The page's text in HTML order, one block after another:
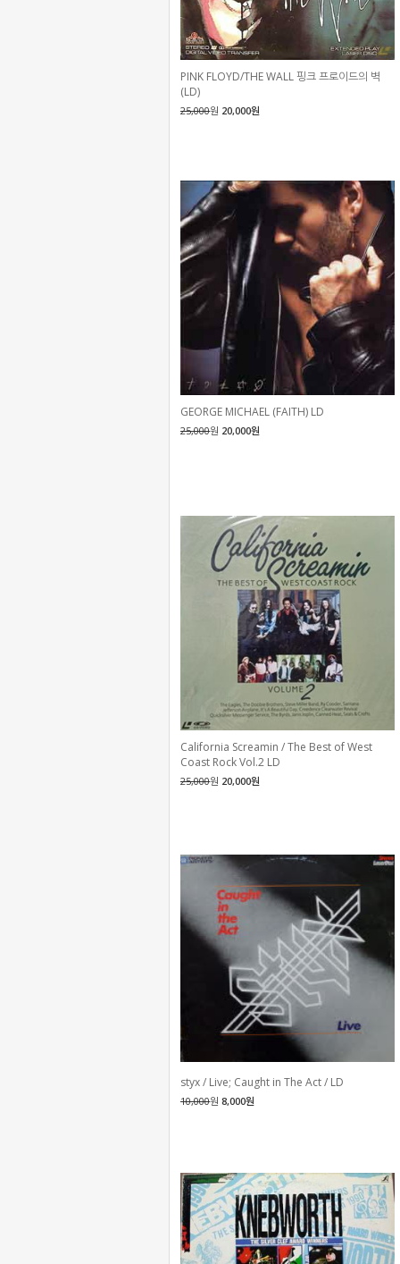
PINK FLOYD/THE WALL 핑크 프로이드의 벽
(LD)
25,000원 20,000원
GEORGE MICHAEL (FAITH) LD
25,000원 20,000원
California Screamin / The Best of West
Coast Rock Vol.2 LD
25,000원 20,000원
styx / Live; Caught in The Act / LD
10,000원 8,000원